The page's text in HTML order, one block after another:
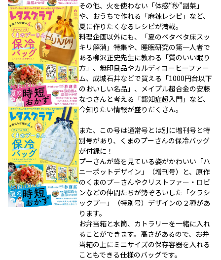
その他、火を使わない「体感“秒”副菜」
や、おうちで作れる「麻辣レシピ」など、
夏に作りたくなるレシピが満載。
料理企画以外にも、「夏のベタベタ床スッ
キリ解消」特集や、睡眠研究の第一人者で
ある柳沢正史先生に教わる「質のいい眠り
方」、無印良品やカルディコーヒーファー
ム、成城石井などで買える「1000円台以下
のおいしい名品」、メイプル超合金の安藤
なつさんと考える「認知症超入門」など、
今知りたい情報が盛りだくさん。
また、この号は通常号とは別に増刊号と特
別号があり、くまのプーさんの保冷バッグ
が付録に！
プーさんが蜂を見ている姿がかわいい「ハ
ニーポットデザイン」（増刊号）と、原作
のくまのプーさんやクリストファー・ロビ
ンなどの仲間たちが勢ぞろいした「クラシ
ックプー」（特別号）デザインの２種があ
ります。
お弁当箱と水筒、カトラリーを一緒に入れ
ることができます。高さがあるので、お弁
当箱の上にミニサイズの保存容器を入れる
こともできる仕様のバッグです。